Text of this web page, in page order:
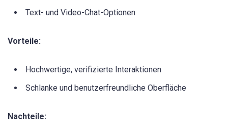
Text- und Video-Chat-Optionen
Vorteile:
Hochwertige, verifizierte Interaktionen
Schlanke und benutzerfreundliche Oberfläche
Nachteile: